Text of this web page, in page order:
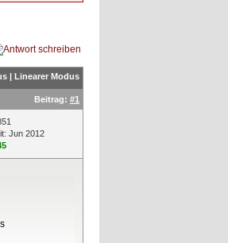
| Linearer Modus
Beitrag: #1
Jun 2012